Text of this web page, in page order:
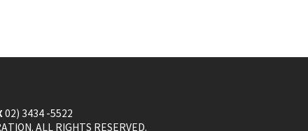
02) 3434 -5522
ALL RIGHTS RESERVED.